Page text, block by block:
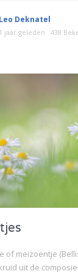
Leo Deknatel
1 jaar geleden 438
of meizoentje
uit de